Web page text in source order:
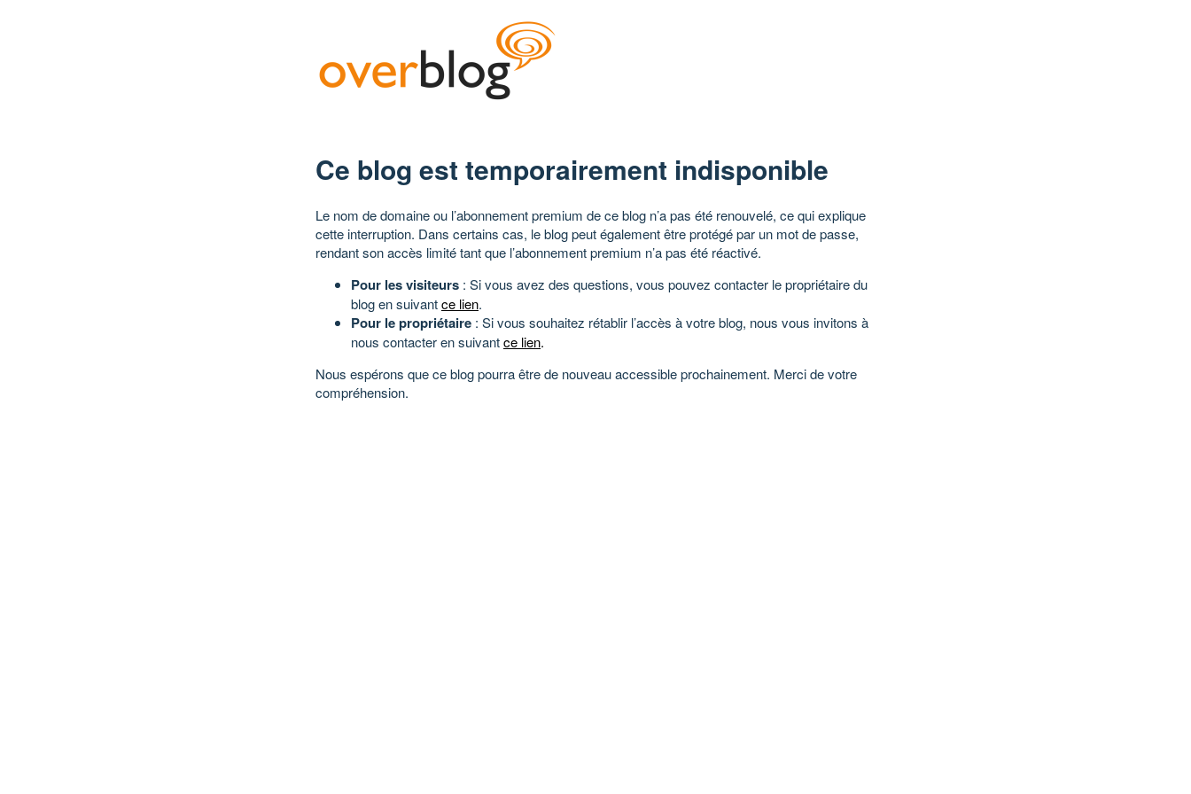
Ce blog est temporairement indisponible
Le nom de domaine ou l’abonnement premium de ce blog n’a pas été renouvelé, ce qui explique
cette interruption. Dans certains cas, le blog peut également être protégé par un mot de passe,
rendant son accès limité tant que l’abonnement premium n’a pas été réactivé.
Pour les visiteurs : Si vous avez des questions, vous pouvez contacter le propriétaire du
blog en suivantce lien.
Pour le propriétaire : Si vous souhaitez rétablir l’accès à votre blog, nous vous invitons à
nous contacter en suivantce lien.
Nous espérons que ce blog pourra être de nouveau accessible prochainement. Merci de votre
compréhension.